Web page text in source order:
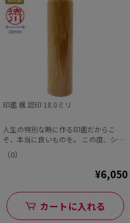
印鑑 楓 認印 18.0ミリ
人生の特別な時に作る印鑑だからこ
そ、本当に良いものを。 この度、シヤ
チハタオフィシャル...
（0）
¥6,050
カートに入れる